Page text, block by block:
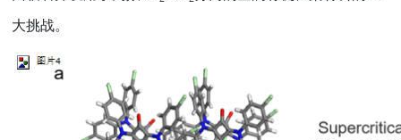
大挑战。